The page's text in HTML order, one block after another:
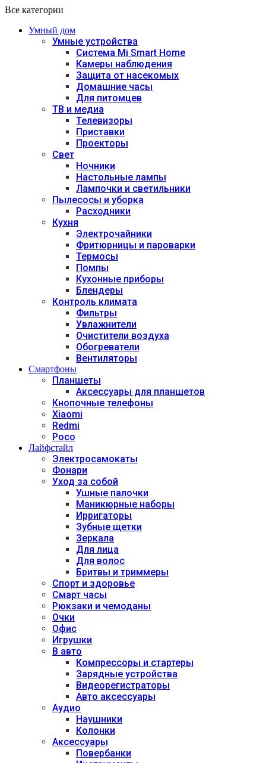
Все категории
Умный дом
Умные устройства
Система Mi Smart Home
Камеры наблюдения
Защита от насекомых
Домашние часы
Для питомцев
ТВ и медиа
Телевизоры
Приставки
Проекторы
Свет
Ночники
Настольные лампы
Лампочки и светильники
Пылесосы и уборка
Расходники
Кухня
Электрочайники
Фритюрницы и пароварки
Термосы
Помпы
Кухонные приборы
Блендеры
Контроль климата
Фильтры
Увлажнители
Очистители воздуха
Обогреватели
Вентиляторы
Смартфоны
Планшеты
Аксессуары для планшетов
Кнопочные телефоны
Xiaomi
Redmi
Poco
Лайфстайл
Электросамокаты
Фонари
Уход за собой
Ушные палочки
Маникюрные наборы
Ирригаторы
Зубные щетки
Зеркала
Для лица
Для волос
Бритвы и триммеры
Спорт и здоровье
Смарт часы
Рюкзаки и чемоданы
Очки
Офис
Игрушки
В авто
Компрессоры и стартеры
Зарядные устройства
Видеорегистраторы
Авто аксессуары
Аудио
Наушники
Колонки
Аксессуары
Повербанки